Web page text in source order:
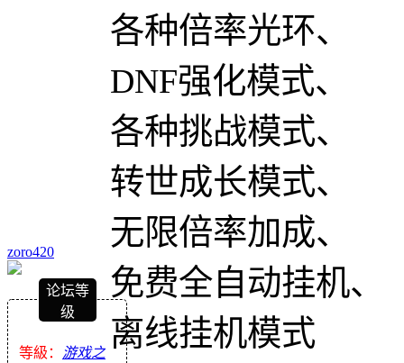
zoro420
论坛等
级
等級： 游戏之
各种倍率光环、
DNF强化模式、
各种挑战模式、
转世成长模式、
无限倍率加成、
免费全自动挂机、
离线挂机模式